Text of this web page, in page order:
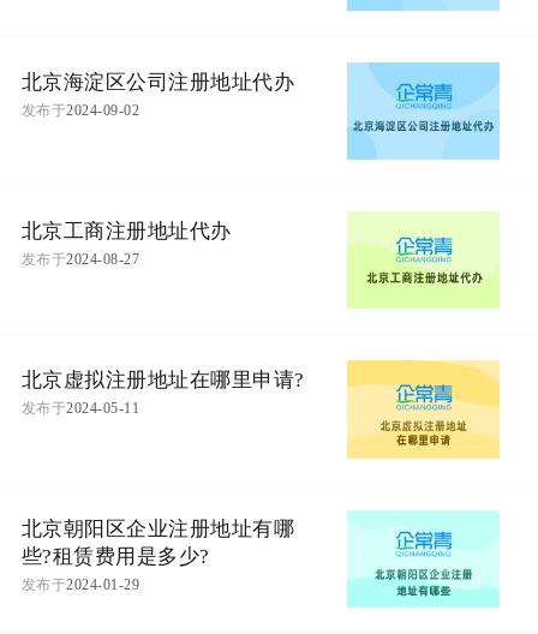
北京海淀区公司注册地址代办
发布于2024-09-02
北京工商注册地址代办
发布于2024-08-27
北京虚拟注册地址在哪里申请?
发布于2024-05-11
北京朝阳区企业注册地址有哪
些?租赁费用是多少?
发布于2024-01-29